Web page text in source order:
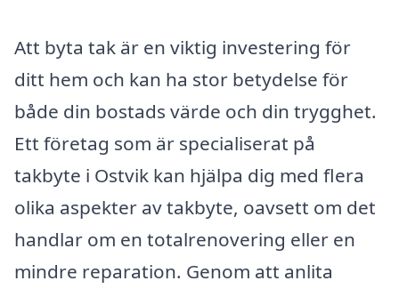
Att byta tak är en viktig investering för
ditt hem och kan ha stor betydelse för
både din bostads värde och din trygghet.
Ett företag som är specialiserat på
takbyte i Ostvik kan hjälpa dig med flera
olika aspekter av takbyte, oavsett om det
handlar om en totalrenovering eller en
mindre reparation. Genom att anlita